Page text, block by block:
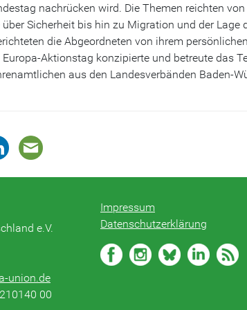
nachrücken wird. Die Themen reichten
Sicherheit bis hin zu Migration und der Lage
die Abgeordneten von ihrem
Europa-Aktionstag konzipierte und betreute das
aus den Landesverbänden Baden-
e.V.
union.de
00
Impressum
Datenschutzerklärung